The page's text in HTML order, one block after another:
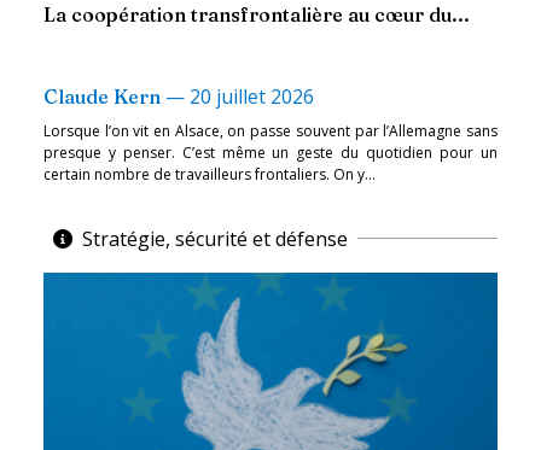
La coopération transfrontalière au cœur du...
Claude Kern — 20 juillet 2026
Lorsque l’on vit en Alsace, on passe souvent par l’Allemagne sans
presque y penser. C’est même un geste du quotidien pour un
certain nombre de travailleurs frontaliers. On y...
Stratégie, sécurité et défense